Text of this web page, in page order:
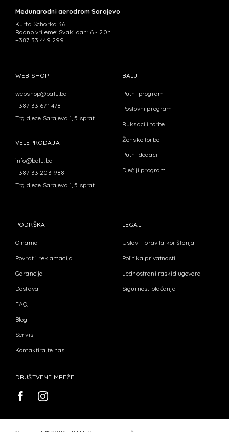
Međunarodni aerodrom Sarajevo
Kurta Schorka 36
Radno vrijeme: Svaki dan: 6 - 20h
+387 33 449 299
WEB SHOP
webshop@balu.ba
+387 33 671 478
Trg djece Sarajeva 1, 5 sprat.
VELEPRODAJA
info@balu.ba
+387 33 203 988
Trg djece Sarajeva 1, 5 sprat.
BALU
Putni program
Poslovni program
Ruksaci i torbe
Ženske torbe
Putni dodaci
Dječiji program
PODRŠKA
O nama
Povrat i reklamacija
Garancija
Dostava
FAQ
Blog
Servis
Kontaktirajte nas
LEGAL
Uslovi i pravila korištenja
Politika privatnosti
Jednostrani raskid ugovora
Sigurnost plaćanja
DRUŠTVENE MREŽE